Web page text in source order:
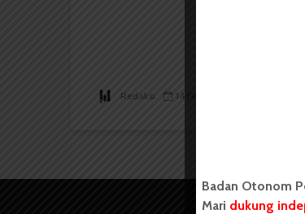
Redaksi 14 Februari 2022
Badan Otonom
Mari dukung